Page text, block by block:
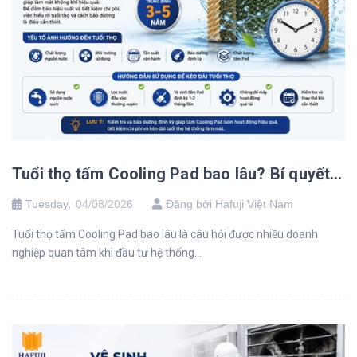
Tuổi thọ tấm Cooling Pad bao lâu? Bí quyết tăng độ bền tối đa
Tuesday, 04/08/2026 Đăng bởi Hafuji Việt Nam
Tuổi thọ tấm Cooling Pad bao lâu là câu hỏi được nhiều doanh
nghiệp quan tâm khi đầu tư hệ thống...